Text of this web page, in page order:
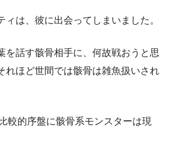
ィは、彼に出会ってしまいました。
を話す骸骨相手に、何故戦おうと思
れほど世間では骸骨は雑魚扱いされ
較的序盤に骸骨系モンスターは現